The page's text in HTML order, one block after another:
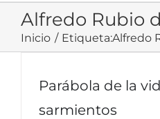
Alfredo Rubio
Inicio Etiqueta:Alfredo
Parábola de la
sarmientos